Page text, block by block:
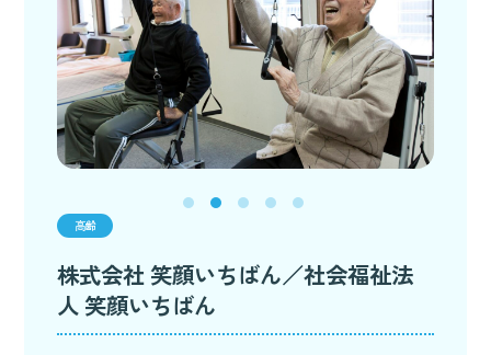
高齢
株式会社 笑顔いちばん／社会福祉法
人 笑顔いちばん